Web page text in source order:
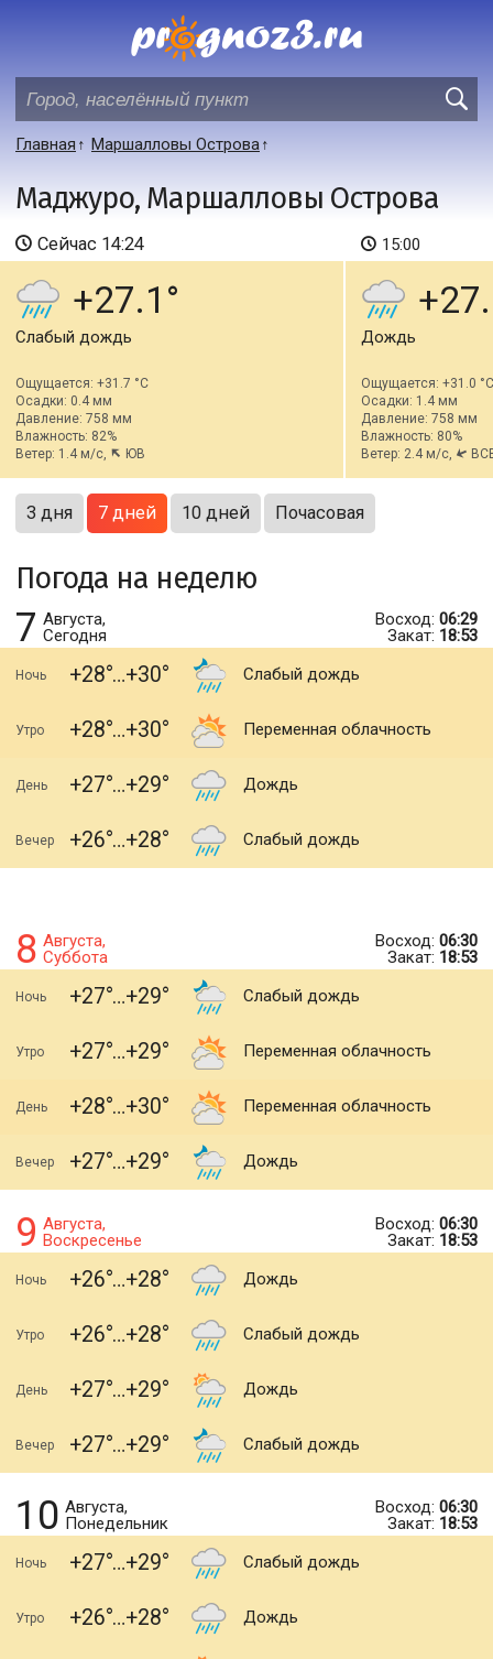
Главная Маршалловы Острова
Маджуро, Маршалловы Острова
Сейчас 14:24
+27.1
Слабый дождь
Ощущается: +31.7 °C
Осадки: 0.4 мм
Давление: 758 мм
Влажность: 82%
Ветер: 1.4 м/с,
ЮВ
15:00
Дождь
Ощущается: +31.0 °C
Осадки: 1.4 мм
Давление: 758 мм
Влажность: 80%
Ветер: 2.4 м/с,
3 дня 7 дней 10 дней Почасовая
Погода на неделю
7 Августа,
Сегодня
Восход: 06:29
Закат: 18:53
Ночь +28 +30 Слабый дождь
Утро +28 +30 Переменная облачность
День +27 +29 Дождь
Вечер +26 +28 Слабый дождь
8 Августа,
Суббота
Восход: 06:30
Закат: 18:53
Ночь +27 +29 Слабый дождь
Утро +27 +29 Переменная облачность
День +28 +30 Переменная облачность
Вечер +27 +29 Дождь
9 Августа,
Воскресенье
Восход: 06:30
Закат: 18:53
Ночь +26 +28 Дождь
Утро +26 +28 Слабый дождь
День +27 +29 Дождь
Вечер +27 +29 Слабый дождь
10 Августа,
Понедельник
Восход: 06:30
Закат: 18:53
Ночь +27 +29 Слабый дождь
Утро +26 +28 Дождь